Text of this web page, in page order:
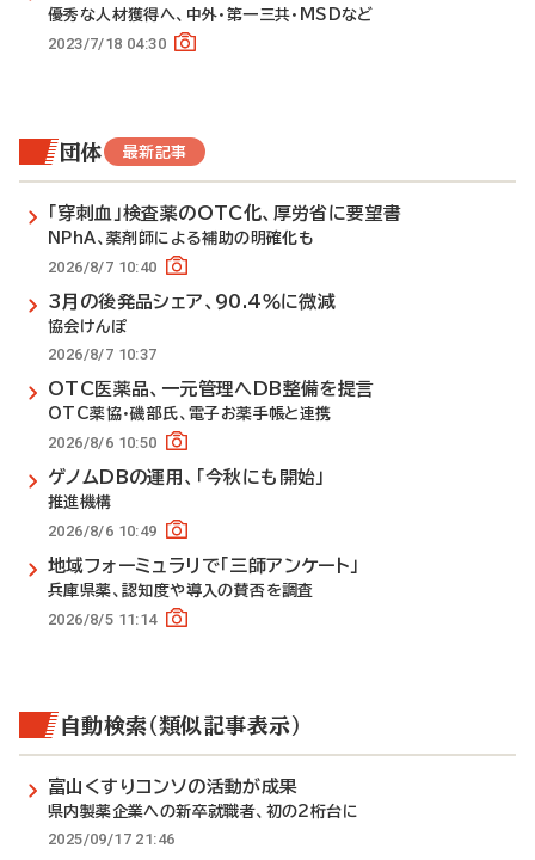
優秀な人材獲得へ、中外・第一三共・MSDなど
2023/7/18 04:30
団体 最新記事
「穿刺血」検査薬のOTC化、厚労省に要望書
NPhA、薬剤師による補助の明確化も
2026/8/7 10:40
3月の後発品シェア、90.4％に微減
協会けんぽ
2026/8/7 10:37
OTC医薬品、一元管理へDB整備を提言
OTC薬協・磯部氏、電子お薬手帳と連携
2026/8/6 10:50
ゲノムDBの運用、「今秋にも開始」
推進機構
2026/8/6 10:49
地域フォーミュラリで「三師アンケート」
兵庫県薬、認知度や導入の賛否を調査
2026/8/5 11:14
自動検索（類似記事表示）
富山くすりコンソの活動が成果
県内製薬企業への新卒就職者、初の2桁台に
2025/09/17 21:46